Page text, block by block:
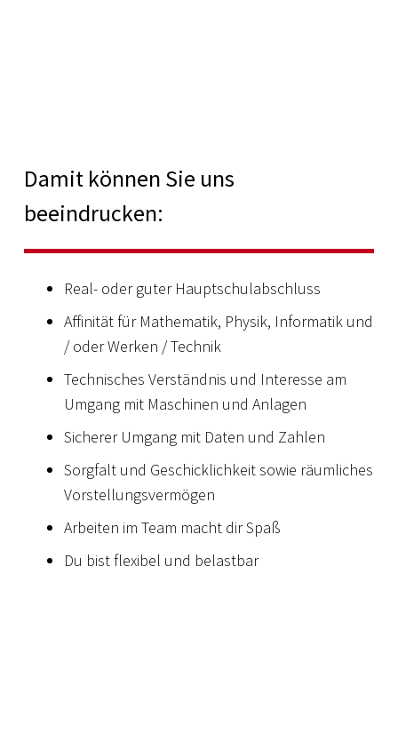
Damit können Sie uns
beeindrucken:
Real- oder guter Hauptschulabschluss
Affinität für Mathematik, Physik, Informatik und
/ oder Werken / Technik
Technisches Verständnis und Interesse am
Umgang mit Maschinen und Anlagen
Sicherer Umgang mit Daten und Zahlen
Sorgfalt und Geschicklichkeit sowie räumliches
Vorstellungsvermögen
Arbeiten im Team macht dir Spaß
Du bist flexibel und belastbar